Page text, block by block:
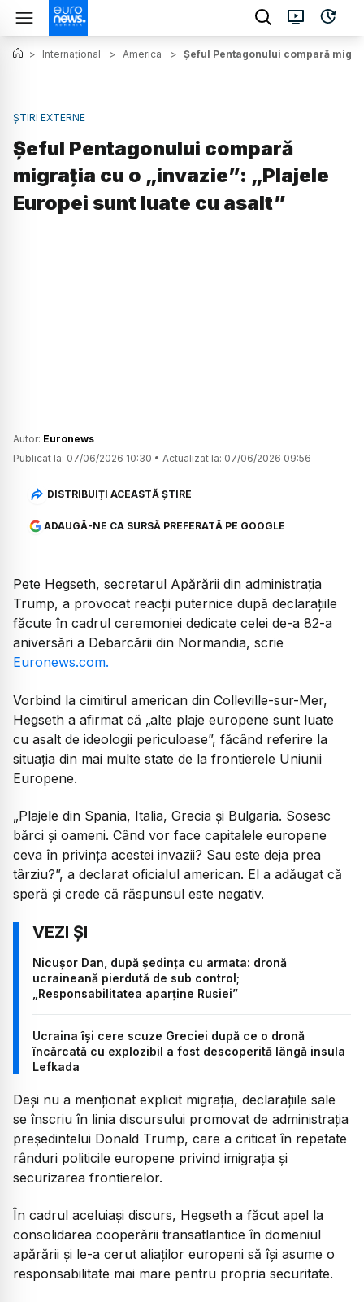
> Internațional > America > Șeful Pentagonului compară
ȘTIRI EXTERNE
Șeful Pentagonului compară
migrația cu o „invazie”: „Plajele
Europei sunt luate cu asalt”
Autor: Euronews
Publicat la: 07/06/2026 10:30 • Actualizat la: 07/06/2026 09:56
DISTRIBUIȚI ACEASTĂ ȘTIRE
ADAUGĂ-NE CA SURSĂ PREFERATĂ PE GOOGLE
Pete Hegseth, secretarul Apărării din administrația
Trump, a provocat reacții puternice după declarațiile
făcute în cadrul ceremoniei dedicate celei de-a 82-a
aniversări a Debarcării din Normandia, scrie
Euronews.com.
Vorbind la cimitirul american din Colleville-sur-Mer,
Hegseth a afirmat că „alte plaje europene sunt luate
cu asalt de ideologii periculoase”, făcând referire la
situația din mai multe state de la frontierele Uniunii
Europene.
„Plajele din Spania, Italia, Grecia și Bulgaria. Sosesc
bărci și oameni. Când vor face capitalele europene
ceva în privința acestei invazii? Sau este deja prea
târziu?”, a declarat oficialul american. El a adăugat că
speră și crede că răspunsul este negativ.
Nicușor Dan, după ședința cu armata: dronă
ucraineană pierdută de sub control;
„Responsabilitatea aparține Rusiei”
Ucraina își cere scuze Greciei după ce o dronă
încărcată cu explozibil a fost descoperită lângă insula
Lefkada
Deși nu a menționat explicit migrația, declarațiile sale
se înscriu în linia discursului promovat de administrația
președintelui Donald Trump, care a criticat în repetate
rânduri politicile europene privind imigrația și
securizarea frontierelor.
În cadrul aceluiași discurs, Hegseth a făcut apel la
consolidarea cooperării transatlantice în domeniul
apărării și le-a cerut aliaților europeni să își asume o
responsabilitate mai mare pentru propria securitate.